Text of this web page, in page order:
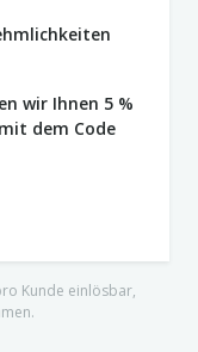
wir Ihnen 5 %
dem Code
Kunde einlösbar,